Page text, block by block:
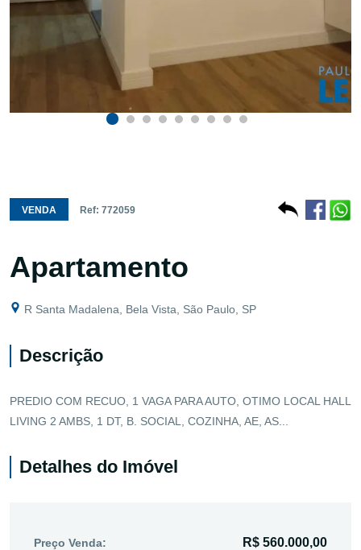
VENDA Ref: 772059
Apartamento
R Santa Madalena, Bela Vista, São Paulo, SP
Descrição
PREDIO COM RECUO, 1 VAGA PARA AUTO, OTIMO LOCAL HALL
LIVING 2 AMBS, 1 DT, B. SOCIAL, COZINHA, AE, AS...
Detalhes do Imóvel
Preço Venda: R$ 560.000,00